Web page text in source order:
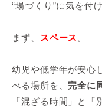
“場づくり”に気を付
まず、 スペース 。
幼児や低学年が安心
べる場所を、 完全に
「混ざる時間」と「